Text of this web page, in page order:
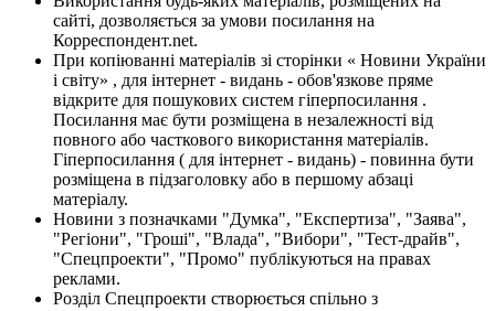
сайті, дозволяється за умови посилання на
Корреспондент.net.
При копіюванні матеріалів зі сторінки « Новини України
і світу» , для інтернет - видань - обов'язкове пряме
відкрите для пошукових систем гіперпосилання .
Посилання має бути розміщена в незалежності від
повного або часткового використання матеріалів.
Гіперпосилання ( для інтернет - видань) - повинна бути
розміщена в підзаголовку або в першому абзаці
матеріалу.
Новини з позначками "Думка", "Експертиза", "Заява",
"Регіони", "Гроші", "Влада", "Вибори", "Тест-драйв",
"Спецпроекти", "Промо" публікуються на правах
реклами.
Розділ Спецпроекти створюється спільно з